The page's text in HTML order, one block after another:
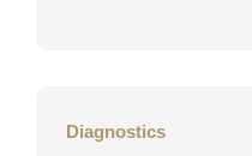
Diagnostics